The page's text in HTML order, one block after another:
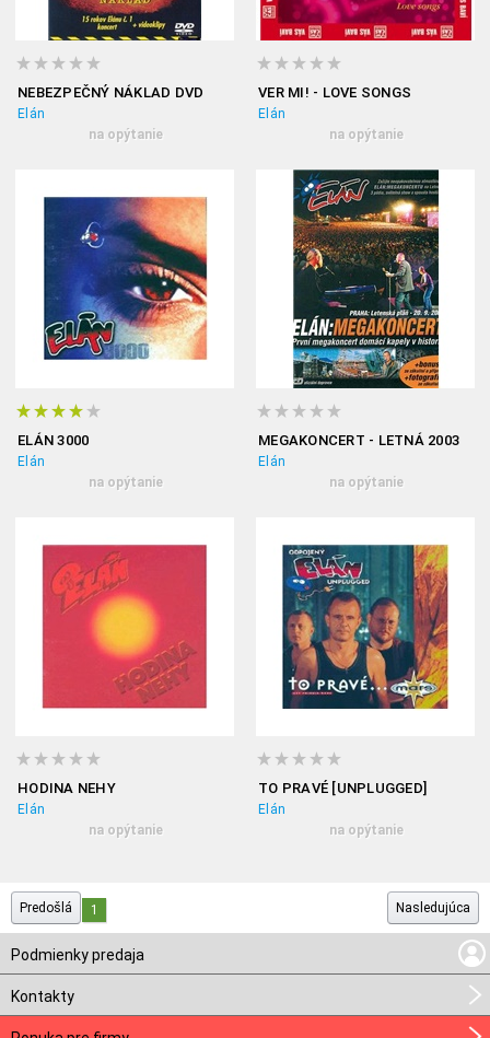
NEBEZPEČNÝ NÁKLAD DVD
Elán
na opýtanie
VER MI! - LOVE SONGS
Elán
na opýtanie
ELÁN 3000
Elán
na opýtanie
MEGAKONCERT - LETNÁ 2003
Elán
na opýtanie
HODINA NEHY
Elán
na opýtanie
TO PRAVÉ [UNPLUGGED]
Elán
na opýtanie
Predošlá 1 Nasledujúca
Podmienky predaja
Kontakty